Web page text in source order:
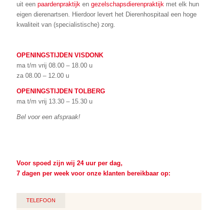
uit een paardenpraktijken gezelschapsdierenpraktijkmet elk hun
eigen dierenartsen. Hierdoor levert het Dierenhospitaal een hoge
kwaliteit van (specialistische) zorg.
OPENINGSTIJDEN VISDONK
ma t/m vrij 08.00 – 18.00 u
za 08.00 – 12.00 u
OPENINGSTIJDEN TOLBERG
ma t/m vrij 13.30 – 15.30 u
Bel voor een afspraak!
Voor spoed zijn wij 24 uur per dag,
7 dagen per week voor onze klanten bereikbaar op:
TELEFOON